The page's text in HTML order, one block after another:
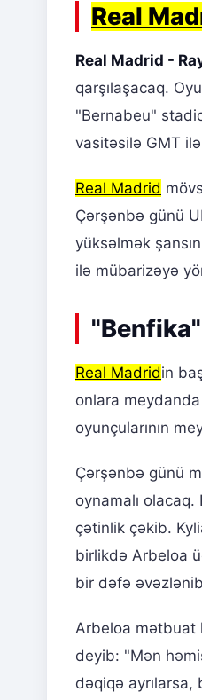
Real
Real Madrid -
qarşılaşacaq.
"Bernabeu"
vasitəsilə GMT
Real Madrid
Çərşənbə günü
yüksəlmək
ilə mübarizəyə
Real Madridin
onlara
oyunçularının
Çərşənbə günü
oynamalı
çətinlik çəkib.
birlikdə Arbeloa
bir dəfə
Arbeloa mətbuat
deyib: "Mən
dəqiqə ayrılarsa,